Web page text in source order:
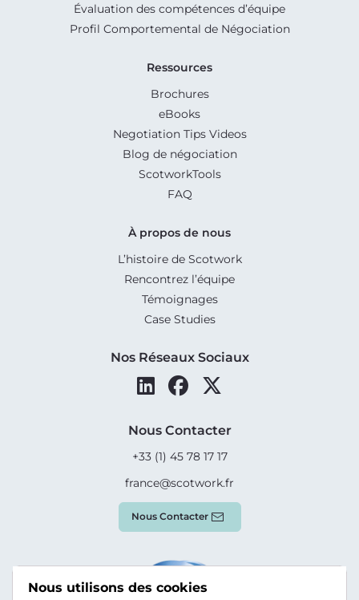
Évaluation des compétences d’équipe
Profil Comportemental de Négociation
Ressources
Brochures
eBooks
Negotiation Tips Videos
Blog de négociation
ScotworkTools
FAQ
À propos de nous
L’histoire de Scotwork
Rencontrez l’équipe
Témoignages
Case Studies
Nos Réseaux Sociaux
Nous Contacter
+33 (1) 45 78 17 17
france@scotwork.fr
Nous Contacter
Nous utilisons des cookies